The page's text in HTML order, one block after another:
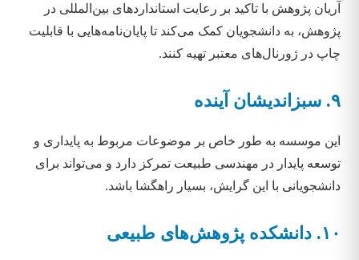
آریان پژوهش با تاکید بر رعایت استانداردهای بین‌المللی در
پژوهش، به دانشجویان کمک می‌کند تا پایان‌نامه‌هایی با قابلیت
چاپ در ژورنال‌های معتبر تهیه کنند.
۹. سبزاندیشان آینده
این موسسه به طور خاص بر موضوعات مربوط به پایداری و
توسعه پایدار در مهندسی طبیعت تمرکز دارد و می‌تواند برای
دانشجویانی با این گرایش، بسیار راهگشا باشد.
۱۰. دانشکده پژوهش‌های طبیعی